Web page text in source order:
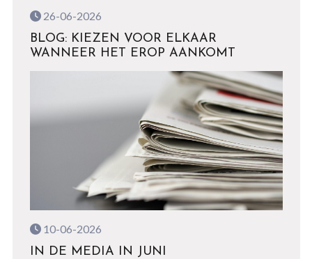
26-06-2026
BLOG: KIEZEN VOOR ELKAAR
WANNEER HET EROP AANKOMT
10-06-2026
IN DE MEDIA IN JUNI